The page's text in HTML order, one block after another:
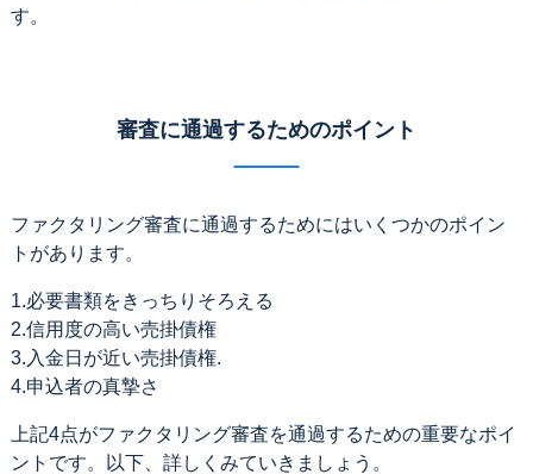
す。
審査に通過するためのポイント
ファクタリング審査に通過するためにはいくつかのポイン
トがあります。
1.必要書類をきっちりそろえる
2.信用度の高い売掛債権
3.入金日が近い売掛債権.
4.申込者の真摯さ
上記4点がファクタリング審査を通過するための重要なポイ
ントです。以下、詳しくみていきましょう。